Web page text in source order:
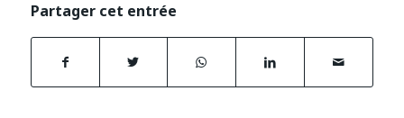
Partager cet entrée